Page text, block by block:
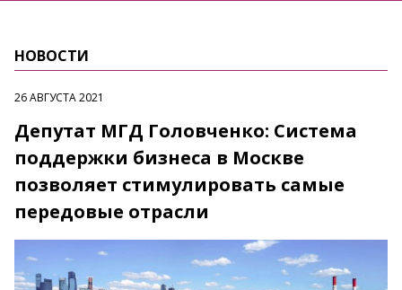
НОВОСТИ
26 АВГУСТА 2021
Депутат МГД Головченко: Система
поддержки бизнеса в Москве
позволяет стимулировать самые
передовые отрасли